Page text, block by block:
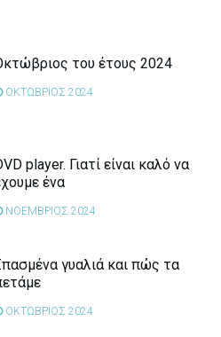
του έτους 2024
ΟΚΤΩΒΡΙΟΣ 2024
player. Γιατί είναι καλό να
ένα
ΝΟΕΜΒΡΙΟΣ 2024
γυαλιά και πώς τα
ΟΚΤΩΒΡΙΟΣ 2024